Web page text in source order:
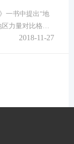
一书中提出“地
力量对比格局
然是焦点中的焦
斯基还在哥伦
2018-11-27